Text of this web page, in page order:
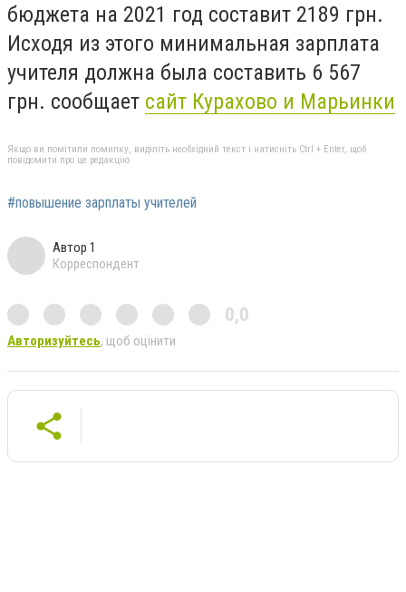
бюджета на 2021 год составит 2189 грн.
Исходя из этого минимальная зарплата
учителя должна была составить 6 567
грн. сообщает сайт Курахово и Марьинки
Якщо ви помітили помилку, виділіть необхідний текст і натисніть Ctrl + Enter, щоб
повідомити про це редакцію
#повышение зарплаты учителей
Автор 1
Корреспондент
0,0
Авторизуйтесь, щоб оцінити